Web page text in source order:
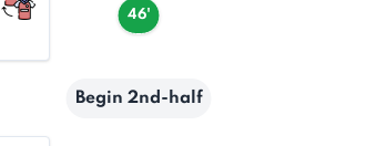
46'
Begin 2nd-half